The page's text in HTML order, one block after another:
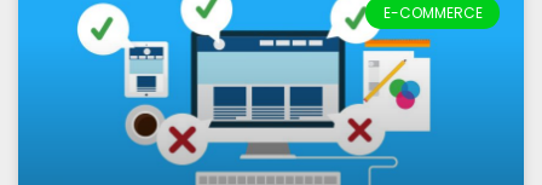
E-COMMERCE